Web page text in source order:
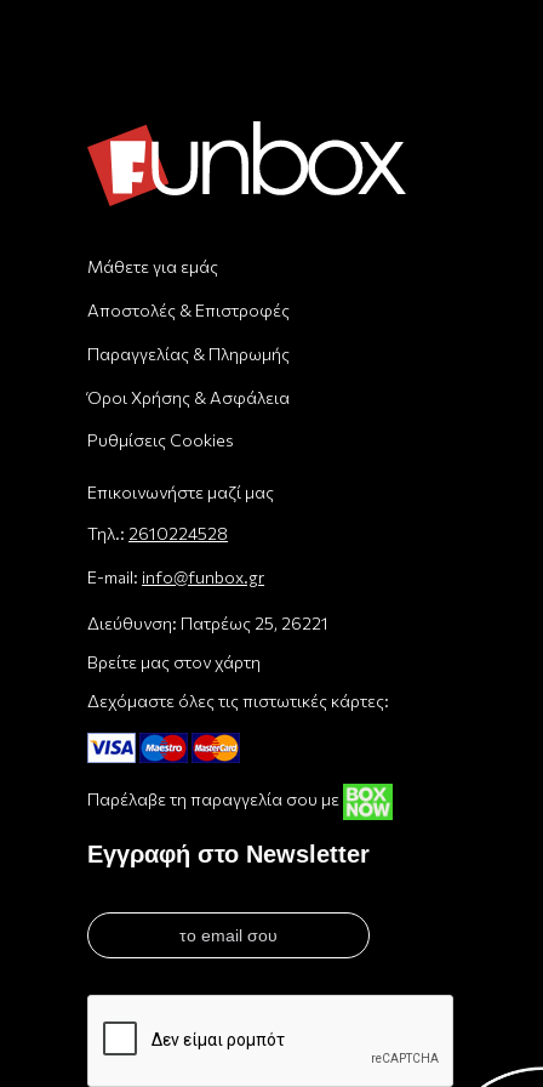
Μάθετε για εμάς
Αποστολές & Επιστροφές
Παραγγελίας & Πληρωμής
Όροι Χρήσης & Ασφάλεια
Ρυθμίσεις Cookies
Επικοινωνήστε μαζί μας
Τηλ.: 2610224528
E-mail: info@funbox.gr
Διεύθυνση: Πατρέως 25, 26221
Βρείτε μας στον χάρτη
Δεχόμαστε όλες τις πιστωτικές κάρτες:
Παρέλαβε τη παραγγελία σου με
Εγγραφή στο Newsletter